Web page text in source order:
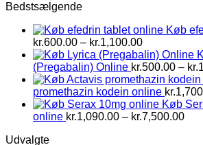
Bedstsælgende
Køb
kr.600.00 – kr.1,100.00Prisinterval:
kr.600.00
til
kr.1,100.00
(Pregabalin) Online kr.500.00 – kr.
promethazin kodein online kr.
Køb
online kr.1,090.00 – kr.7,500.00
Udvalgte